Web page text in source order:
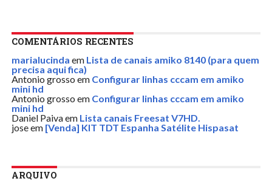
COMENTÁRIOS RECENTES
marialucinda em Lista de canais amiko 8140 (para quem
precisa aqui fica)
Antonio grosso em Configurar linhas cccam em amiko
mini hd
Antonio grosso em Configurar linhas cccam em amiko
mini hd
Daniel Paivaem Lista canais Freesat V7HD.
joseem [Venda] KIT TDT Espanha Satélite Hispasat
ARQUIVO